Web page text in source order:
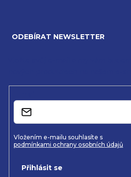
ODEBÍRAT NEWSLETTER
Vložením e-mailu souhlasíte s
podmínkami ochrany osobních údajů
Přihlásit se